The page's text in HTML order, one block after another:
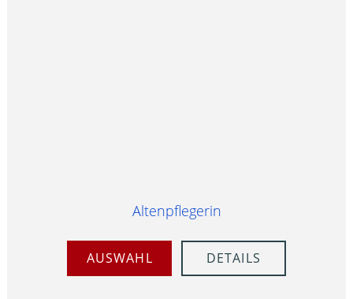
Altenpflegerin
AUSWAHL DETAILS